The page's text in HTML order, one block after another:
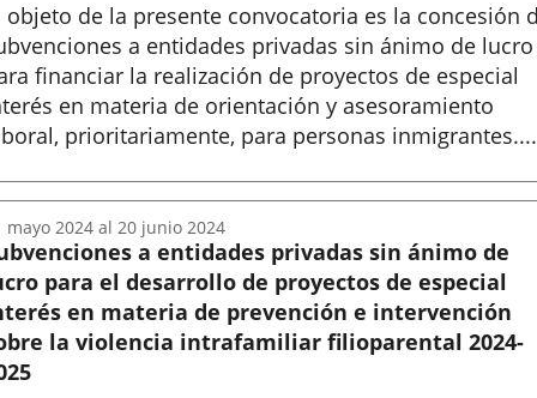
objeto de la presente convocatoria es la concesión
a entidades privadas sin ánimo de lucro
financiar la realización de proyectos de especial
en materia de orientación y asesoramiento
prioritariamente, para personas inmigrantes....
a entidades privadas sin ánimo de
para el desarrollo de proyectos de especial
en materia de prevención e intervención
la violencia intrafamiliar filioparental 2024-
mayo 2024 al 20 junio 2024